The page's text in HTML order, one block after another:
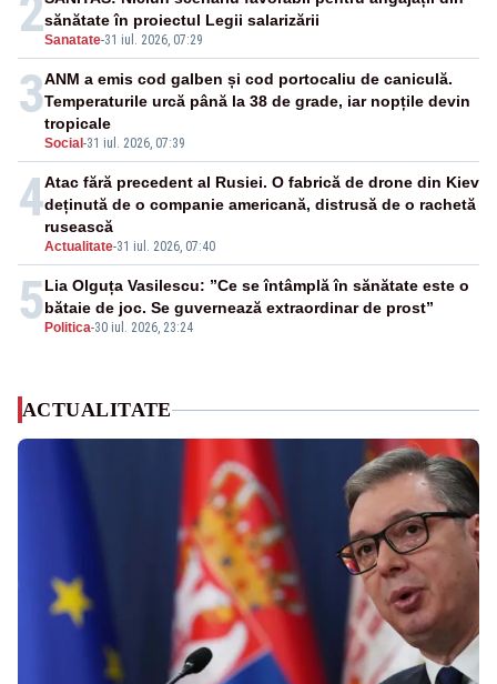
2Sanatate-31 iul. 2026, 07:29
sănătate în proiectul Legii salarizării
3
Social -31 iul. 2026, 07:39
ANM a emis cod galben și cod portocaliu de caniculă.
Temperaturile urcă până la 38 de grade, iar nopțile devin
tropicale
4
Actualitate-31 iul. 2026, 07:40
Atac fără precedent al Rusiei. O fabrică de drone din Kiev
deținută de o companie americană, distrusă de o rachetă
rusească
5 Politica-30 iul. 2026, 23:24
Lia Olguța Vasilescu: ”Ce se întâmplă în sănătate este o
bătaie de joc. Se guvernează extraordinar de prost”
ACTUALITATE